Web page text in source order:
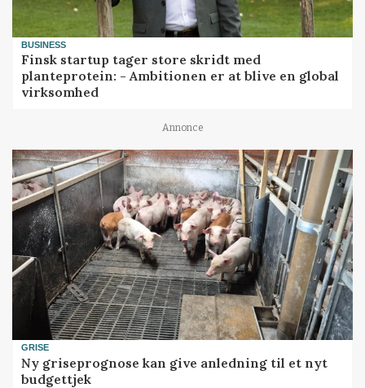
BUSINESS
Finsk startup tager store skridt med
planteprotein: - Ambitionen er at blive en global
virksomhed
Annonce
GRISE
Ny griseprognose kan give anledning til et nyt
budgettjek